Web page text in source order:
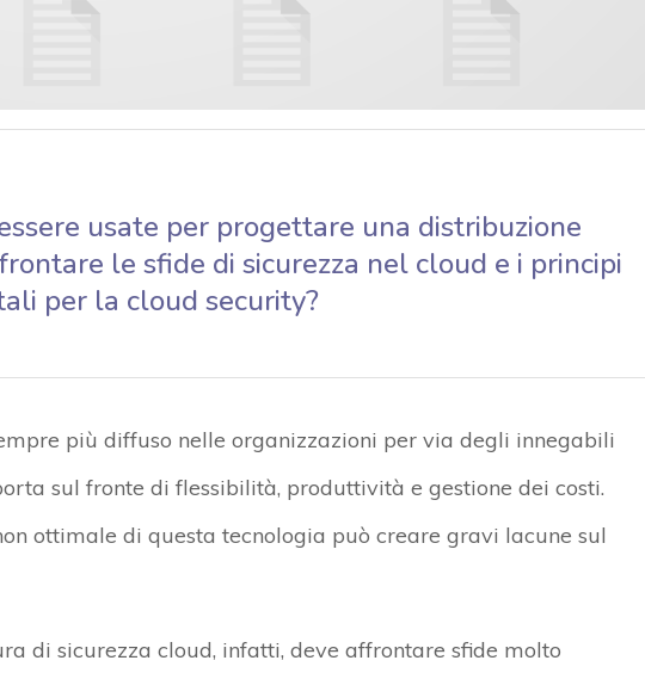
usate per progettare una distribuzione
le sfide di sicurezza nel cloud e i principi
per la cloud security?
più diffuso nelle organizzazioni per via degli innegabili
sul fronte di flessibilità, produttività e gestione dei costi.
ottimale di questa tecnologia può creare gravi lacune sul
di sicurezza cloud, infatti, deve affrontare sfide molto